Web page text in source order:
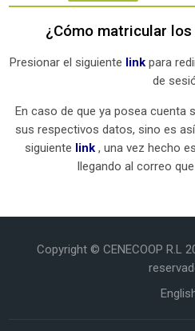
¿Cómo matricular
Presionar el siguiente link para
de
En caso de que ya posea cuenta
sus respectivos datos, sino es
siguiente link , una vez hecho
llegando al correo
Copyright © CENECOOP R.L